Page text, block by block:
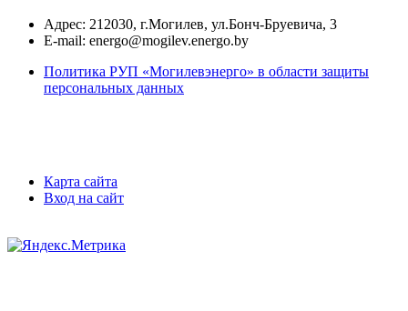
Адрес: 212030, г.Могилев, ул.Бонч-Бруевича, 3
E-mail: energo@mogilev.energo.by
Политика РУП «Могилевэнерго» в области защиты
персональных данных
Карта сайта
Вход на сайт